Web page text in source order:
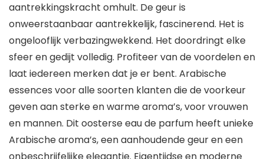
aantrekkingskracht omhult. De geur is
onweerstaanbaar aantrekkelijk, fascinerend. Het is
ongelooflijk verbazingwekkend. Het doordringt elke
sfeer en gedijt volledig. Profiteer van de voordelen en
laat iedereen merken dat je er bent. Arabische
essences voor alle soorten klanten die de voorkeur
geven aan sterke en warme aroma’s, voor vrouwen
en mannen. Dit oosterse eau de parfum heeft unieke
Arabische aroma’s, een aanhoudende geur en een